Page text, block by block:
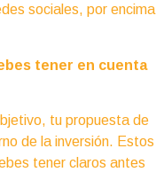
sociales, por encima
tener en cuenta
tu propuesta de
de la inversión. Estos
tener claros antes